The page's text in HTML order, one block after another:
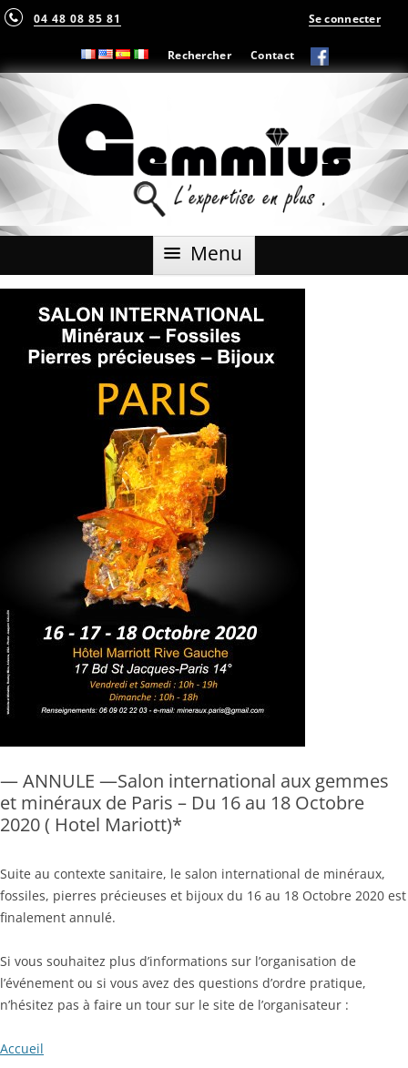
04 48 08 85 81
Rechercher Contact
Se connecter
Menu Aller
— ANNULE —Salon international aux gemmes
et minéraux de Paris – Du 16 au 18 Octobre
2020 ( Hotel Mariott)*
Suite au contexte sanitaire, le salon international de minéraux,
fossiles, pierres précieuses et bijoux du 16 au 18 Octobre 2020 est
finalement annulé.
Si vous souhaitez plus d’informations sur l’organisation de
l’événement ou si vous avez des questions d’ordre pratique,
n’hésitez pas à faire un tour sur le site de l’organisateur :
Accueil